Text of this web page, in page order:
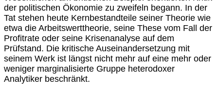
der politischen Ökonomie zu zweifeln begann. In der
Tat stehen heute Kernbestandteile seiner Theorie wie
etwa die Arbeitswerttheorie, seine These vom Fall der
Profitrate oder seine Krisenanalyse auf dem
Prüfstand. Die kritische Auseinandersetzung mit
seinem Werk ist längst nicht mehr auf eine mehr oder
weniger marginalisierte Gruppe heterodoxer
Analytiker beschränkt.